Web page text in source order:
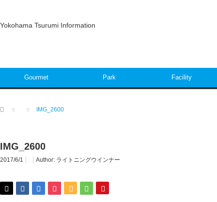
Yokohama Tsurumi Information
Gourmet Park Facility
Home IMG_2600
IMG_2600
2017/6/1 Author: ライトニングウインナー